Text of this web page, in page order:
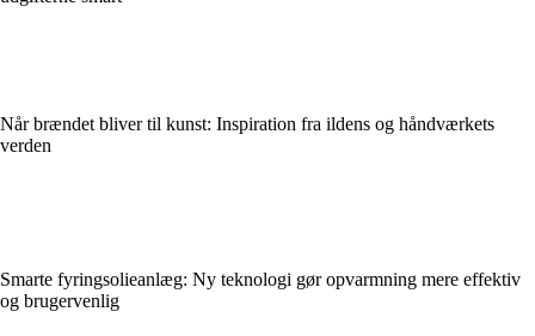
Når brændet bliver til kunst: Inspiration fra ildens og håndværkets
verden
Smarte fyringsolieanlæg: Ny teknologi gør opvarmning mere effektiv
og brugervenlig